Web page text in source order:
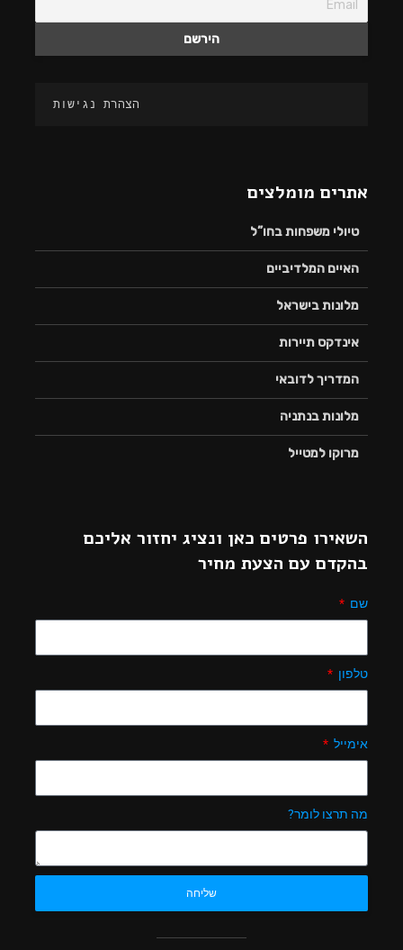
הצהרת נגישות
אתרים מומלצים
טיולי משפחות בחו”ל
האיים המלדיביים
מלונות בישראל
אינדקס תיירות
המדריך לדובאי
מלונות בנתניה
מרוקו למטייל
השאירו פרטים כאן ונציג יחזור אליכם
בהקדם עם הצעת מחיר
שם
טלפון
אימייל
מה תרצו לומר?
שליחה